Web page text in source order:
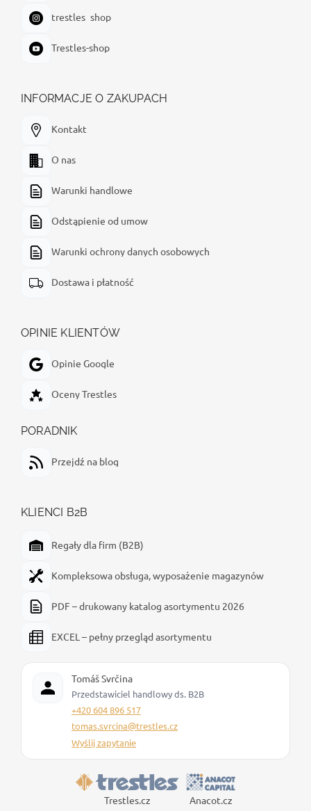
trestles_shop
Trestles-shop
INFORMACJE O ZAKUPACH
Kontakt
O nas
Warunki handlowe
Odstąpienie od umow
Warunki ochrony danych osobowych
Dostawa i płatność
OPINIE KLIENTÓW
Opinie Google
Oceny Trestles
PORADNIK
Przejdź na blog
KLIENCI B2B
Regały dla firm (B2B)
Kompleksowa obsługa, wyposażenie magazynów
PDF – drukowany katalog asortymentu 2026
EXCEL – pełny przegląd asortymentu
Tomáš Svrčina
Przedstawiciel handlowy ds. B2B
+420 604 896 517
tomas.svrcina@trestles.cz
Wyślij zapytanie
Trestles.cz Anacot.cz